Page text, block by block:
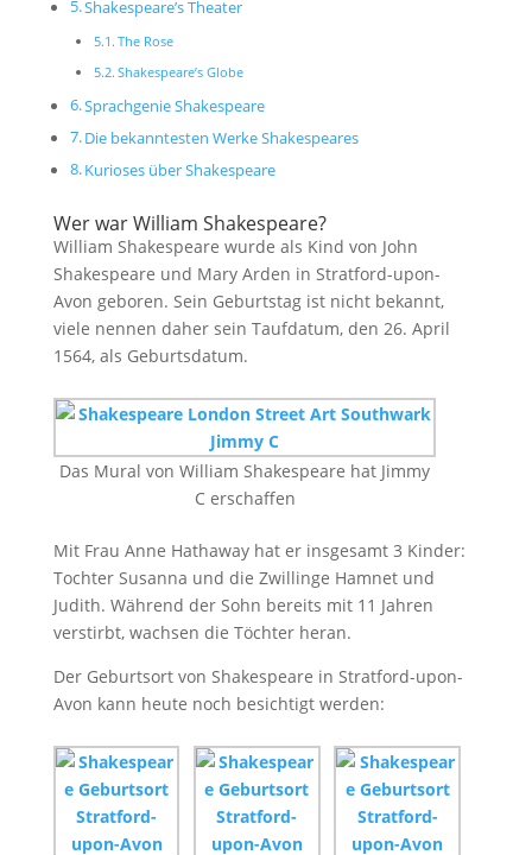
Shakespeare’s Theater
The Rose
Shakespeare’s Globe
Sprachgenie Shakespeare
Die bekanntesten Werke Shakespeares
Kurioses über Shakespeare
Wer war William Shakespeare?
William Shakespeare wurde als Kind von John
Shakespeare und Mary Arden in Stratford-upon-
Avon geboren. Sein Geburtstag ist nicht bekannt,
viele nennen daher sein Taufdatum, den 26. April
1564, als Geburtsdatum.
Das Mural von William Shakespeare hat Jimmy
C erschaffen
Mit Frau Anne Hathaway hat er insgesamt 3 Kinder:
Tochter Susanna und die Zwillinge Hamnet und
Judith. Während der Sohn bereits mit 11 Jahren
verstirbt, wachsen die Töchter heran.
Der Geburtsort von Shakespeare in Stratford-upon-
Avon kann heute noch besichtigt werden: